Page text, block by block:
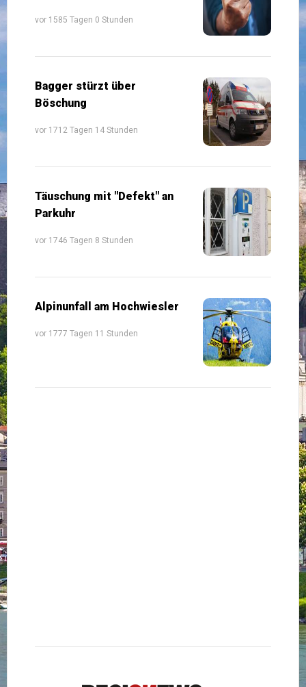
vor 1585 Tagen 0 Stunden
Bagger stürzt über
Böschung
vor 1712 Tagen 14 Stunden
Täuschung mit "Defekt" an
Parkuhr
vor 1746 Tagen 8 Stunden
Alpinunfall am Hochwiesler
vor 1777 Tagen 11 Stunden